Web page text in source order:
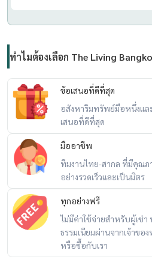
ทำไมต้องเลือก The Living
ข้อเสนอที่ดีที่สุด
อสังหาริมทรัพย์มือหนึ่งแล
เสนอที่ดีที่สุด
มืออาชีพ
ทีมงานไทย-สากล ที่มีคุณ
อย่างรวดเร็วและเป็นมิตร
ทุกอย่างฟรี
ไม่มีค่าใช้จ่ายสำหรับผู้เช่า
ธรรมเนียมผ่านจากเจ้าข
หรือซื้อกับเรา